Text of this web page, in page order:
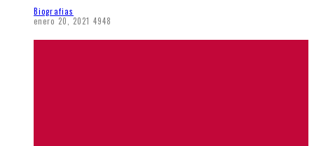
Biografias
enero 20, 2021 4948